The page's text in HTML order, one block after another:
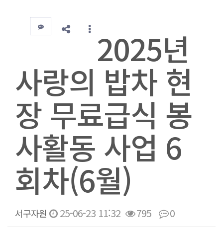
2025년
사랑의 밥차 현
장 무료급식 봉
사활동 사업 6
회차(6월)
서구자원 25-06-23 11:32 795 0